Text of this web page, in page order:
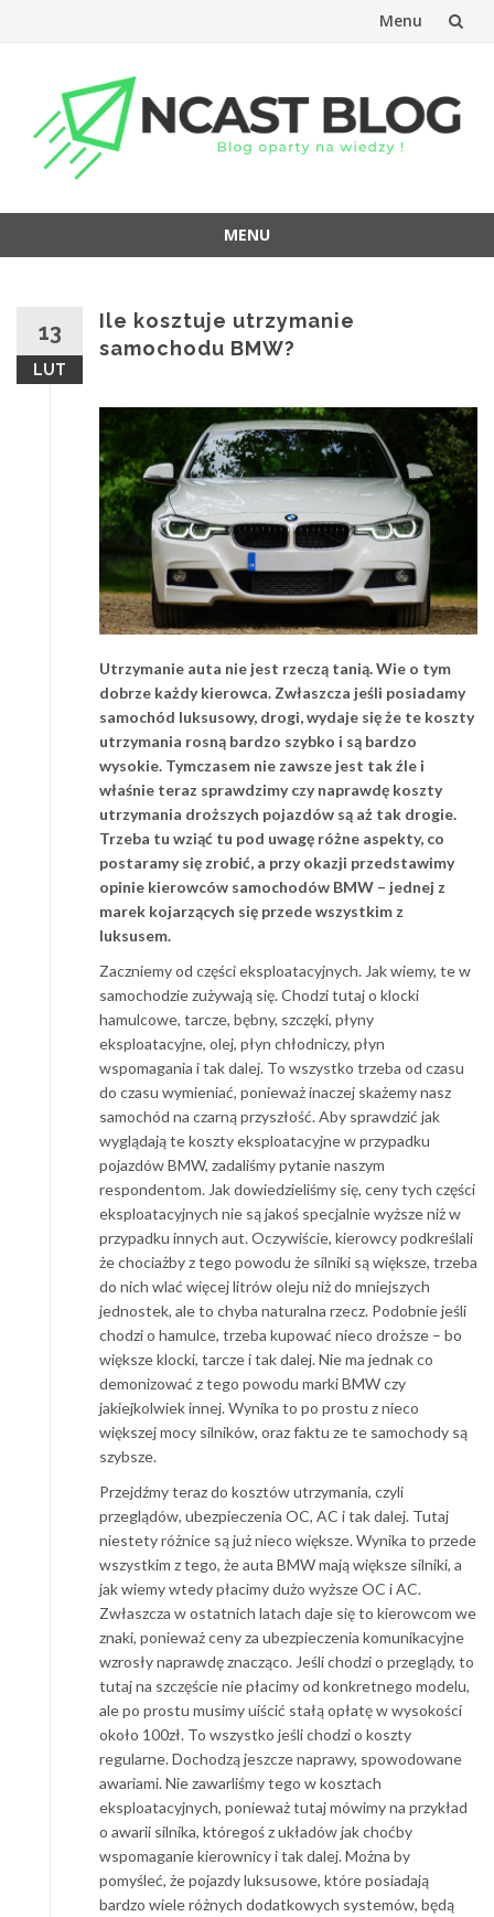
Menu
treści
MENU
13
LUT
Ile kosztuje utrzymanie
samochodu BMW?
Utrzymanie auta nie jest rzeczą tanią. Wie o tym
dobrze każdy kierowca. Zwłaszcza jeśli posiadamy
samochód luksusowy, drogi, wydaje się że te koszty
utrzymania rosną bardzo szybko i są bardzo
wysokie. Tymczasem nie zawsze jest tak źle i
właśnie teraz sprawdzimy czy naprawdę koszty
utrzymania droższych pojazdów są aż tak drogie.
Trzeba tu wziąć tu pod uwagę różne aspekty, co
postaramy się zrobić, a przy okazji przedstawimy
opinie kierowców samochodów BMW – jednej z
marek kojarzących się przede wszystkim z
luksusem.
Zaczniemy od części eksploatacyjnych. Jak wiemy, te w
samochodzie zużywają się. Chodzi tutaj o klocki
hamulcowe, tarcze, bębny, szczęki, płyny
eksploatacyjne, olej, płyn chłodniczy, płyn
wspomagania i tak dalej. To wszystko trzeba od czasu
do czasu wymieniać, ponieważ inaczej skażemy nasz
samochód na czarną przyszłość. Aby sprawdzić jak
wyglądają te koszty eksploatacyjne w przypadku
pojazdów BMW, zadaliśmy pytanie naszym
respondentom. Jak dowiedzieliśmy się, ceny tych części
eksploatacyjnych nie są jakoś specjalnie wyższe niż w
przypadku innych aut. Oczywiście, kierowcy podkreślali
że chociażby z tego powodu że silniki są większe, trzeba
do nich wlać więcej litrów oleju niż do mniejszych
jednostek, ale to chyba naturalna rzecz. Podobnie jeśli
chodzi o hamulce, trzeba kupować nieco droższe – bo
większe klocki, tarcze i tak dalej. Nie ma jednak co
demonizować z tego powodu marki BMW czy
jakiejkolwiek innej. Wynika to po prostu z nieco
większej mocy silników, oraz faktu ze te samochody są
szybsze.
Przejdźmy teraz do kosztów utrzymania, czyli
przeglądów, ubezpieczenia OC, AC i tak dalej. Tutaj
niestety różnice są już nieco większe. Wynika to przede
wszystkim z tego, że auta BMW mają większe silniki, a
jak wiemy wtedy płacimy dużo wyższe OC i AC.
Zwłaszcza w ostatnich latach daje się to kierowcom we
znaki, ponieważ ceny za ubezpieczenia komunikacyjne
wzrosły naprawdę znacząco. Jeśli chodzi o przeglądy, to
tutaj na szczęście nie płacimy od konkretnego modelu,
ale po prostu musimy uiścić stałą opłatę w wysokości
około 100zł. To wszystko jeśli chodzi o koszty
regularne. Dochodzą jeszcze naprawy, spowodowane
awariami. Nie zawarliśmy tego w kosztach
eksploatacyjnych, ponieważ tutaj mówimy na przykład
o awarii silnika, któregoś z układów jak choćby
wspomaganie kierownicy i tak dalej. Można by
pomyśleć, że pojazdy luksusowe, które posiadają
bardzo wiele różnych dodatkowych systemów, będą